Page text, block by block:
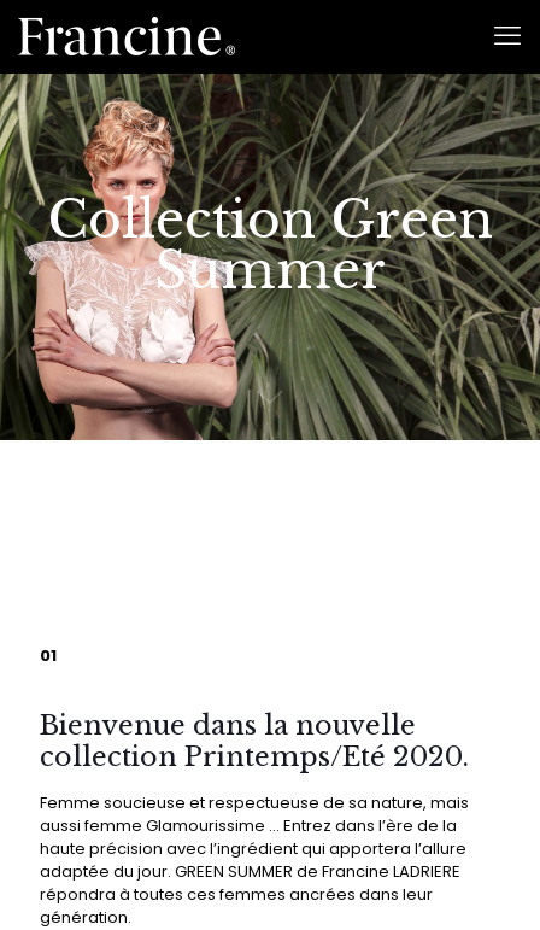
Collection Green
Summer
01
Bienvenue dans la nouvelle
collection Printemps/Eté 2020.
Femme soucieuse et respectueuse de sa nature, mais
aussi femme Glamourissime … Entrez dans l’ère de la
haute précision avec l’ingrédient qui apportera l’allure
adaptée du jour. GREEN SUMMER de Francine LADRIERE
répondra à toutes ces femmes ancrées dans leur
génération.